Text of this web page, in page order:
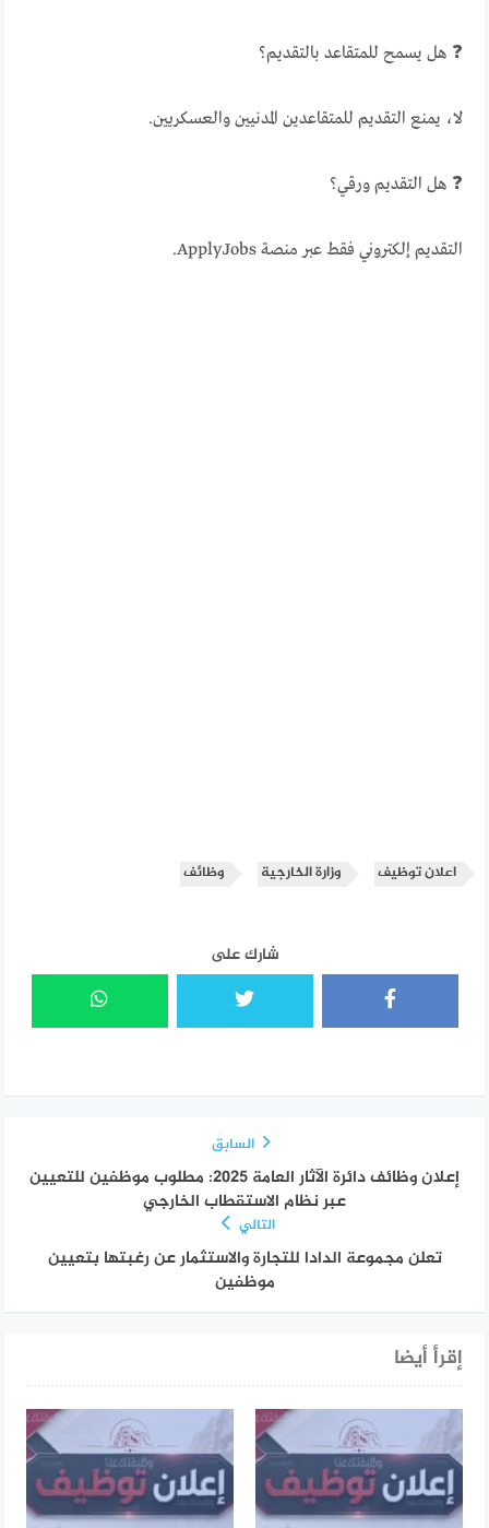
❓ هل يسمح للمتقاعد بالتقديم؟
لا، يمنع التقديم للمتقاعدين المدنيين والعسكريين.
❓ هل التقديم ورقي؟
التقديم إلكتروني فقط عبر منصة ApplyJobs.
اعلان توظيف وزارة الخارجية وظائف
شارك على
السابق
إعلان وظائف دائرة الآثار العامة 2025: مطلوب موظفين للتعيين
عبر نظام الاستقطاب الخارجي
التالي
تعلن مجموعة الدادا للتجارة والاستثمار عن رغبتها بتعيين
موظفين
إقرأ أيضا